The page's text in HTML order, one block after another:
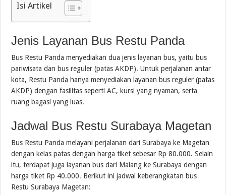
Isi Artikel
Jenis Layanan Bus Restu Panda
Bus Restu Panda menyediakan dua jenis layanan bus, yaitu bus
pariwisata dan bus reguler (patas AKDP). Untuk perjalanan antar
kota, Restu Panda hanya menyediakan layanan bus reguler (patas
AKDP) dengan fasilitas seperti AC, kursi yang nyaman, serta
ruang bagasi yang luas.
Jadwal Bus Restu Surabaya Magetan
Bus Restu Panda melayani perjalanan dari Surabaya ke Magetan
dengan kelas patas dengan harga tiket sebesar Rp 80.000. Selain
itu, terdapat juga layanan bus dari Malang ke Surabaya dengan
harga tiket Rp 40.000. Berikut ini jadwal keberangkatan bus
Restu Surabaya Magetan: